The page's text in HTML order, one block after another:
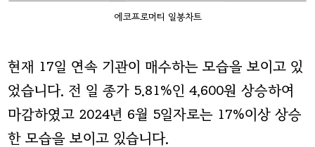
에코프로머티 일봉차트
현재 17일 연속 기관이 매수하는 모습을 보이고 있
었습니다. 전 일 종가 5.81%인 4,600원 상승하여
마감하였고 2024년 6월 5일자로는 17%이상 상승
한 모습을 보이고 있습니다.